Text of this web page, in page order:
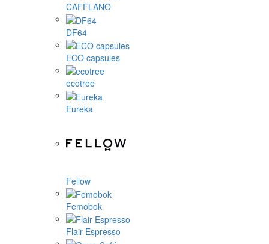
CAFFLANO
DF64
ECO capsules
ecotree
Eureka
Fellow
Femobok
Flair Espresso